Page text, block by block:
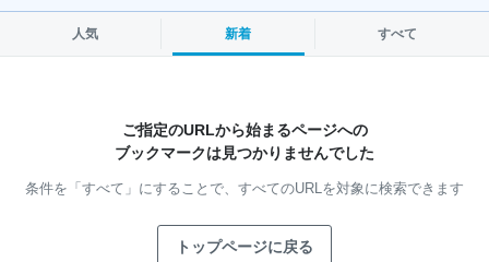
人気 新着 すべて
ご指定のURLから始まるページへの
ブックマークは見つかりませんでした
条件を「すべて」にすることで、 すべてのURLを対象に検索できます
トップページに戻る